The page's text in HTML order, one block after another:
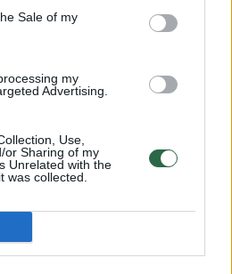
Sale of my
my
Advertising.
Use,
or Sharing of my
Unrelated with the
was collected.
mokslo metų pradžios
prevencinę akciją
– visi atsakingi“.